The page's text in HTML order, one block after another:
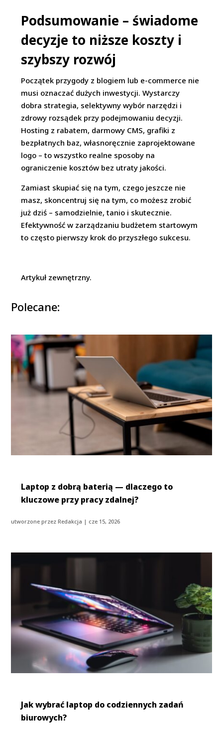
Podsumowanie – świadome
decyzje to niższe koszty i
szybszy rozwój
Początek przygody z blogiem lub e-commerce nie
musi oznaczać dużych inwestycji. Wystarczy
dobra strategia, selektywny wybór narzędzi i
zdrowy rozsądek przy podejmowaniu decyzji.
Hosting z rabatem, darmowy CMS, grafiki z
bezpłatnych baz, własnoręcznie zaprojektowane
logo – to wszystko realne sposoby na
ograniczenie kosztów bez utraty jakości.
Zamiast skupiać się na tym, czego jeszcze nie
masz, skoncentruj się na tym, co możesz zrobić
już dziś – samodzielnie, tanio i skutecznie.
Efektywność w zarządzaniu budżetem startowym
to często pierwszy krok do przyszłego sukcesu.
Artykuł zewnętrzny.
Polecane:
Laptop z dobrą baterią — dlaczego to
kluczowe przy pracy zdalnej?
utworzone przezRedakcja | cze 15, 2026
Jak wybrać laptop do codziennych zadań
biurowych?